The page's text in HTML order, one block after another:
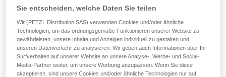
Wirkungsgrad
Die ultrakompakte und leichte RESCUE S mit hohem
Wirkungsgrad wurde für das Hantieren von mittelschwerer
Lasten konzipiert.
Sie entscheiden, welche Daten Sie teilen
Wir (PETZL Distribution SAS) verwenden Cookies und/oder ähnliche
Technologien, um das ordnungsgemäße Funktionieren unserer Website zu
gewährleisten, unsere Inhalte und Anzeigen individuell zu gestalten und
unseren Datenverkehr zu analysieren. Wir geben auch Informationen über Ihr
Surfverhalten auf unserer Website an unsere Analyse-, Werbe- und Social-
Media-Partner weiter, um unsere Werbung anzupassen. Wenn Sie diese
akzeptieren, sind unsere Cookies und/oder ähnliche Technologien nur auf